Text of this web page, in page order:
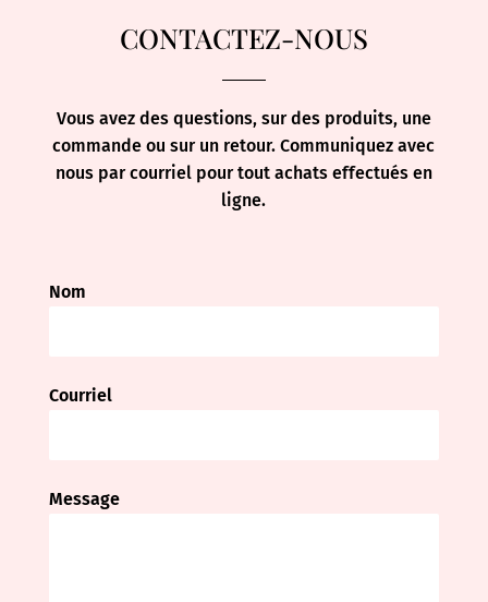
CONTACTEZ-NOUS
Vous avez des questions, sur des produits, une
commande ou sur un retour. Communiquez avec
nous par courriel pour tout achats effectués en
ligne.
Nom
Courriel
Message